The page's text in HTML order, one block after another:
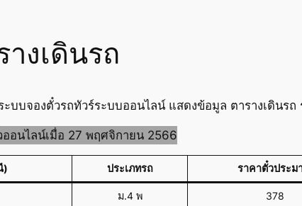
างเดินรถ
บจองตั๋วรถทัวร์ระบบออนไลน์ แสดงข้อมูล ตารางเดินรถ
อนไลน์เมื่อ 27 พฤศจิกายน 2566
) ประเภทรถ ราคาตั๋วประ
ม.4 พ 378